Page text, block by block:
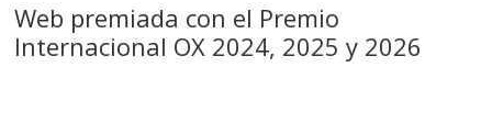
Web premiada con el Premio
Internacional OX 2024, 2025 y 2026